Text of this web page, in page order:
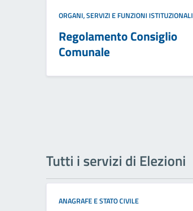
ORGANI, SERVIZI E FUNZIONI ISTITUZIONALI
Regolamento Consiglio
Comunale
Tutti i servizi di Elezioni
ANAGRAFE E STATO CIVILE